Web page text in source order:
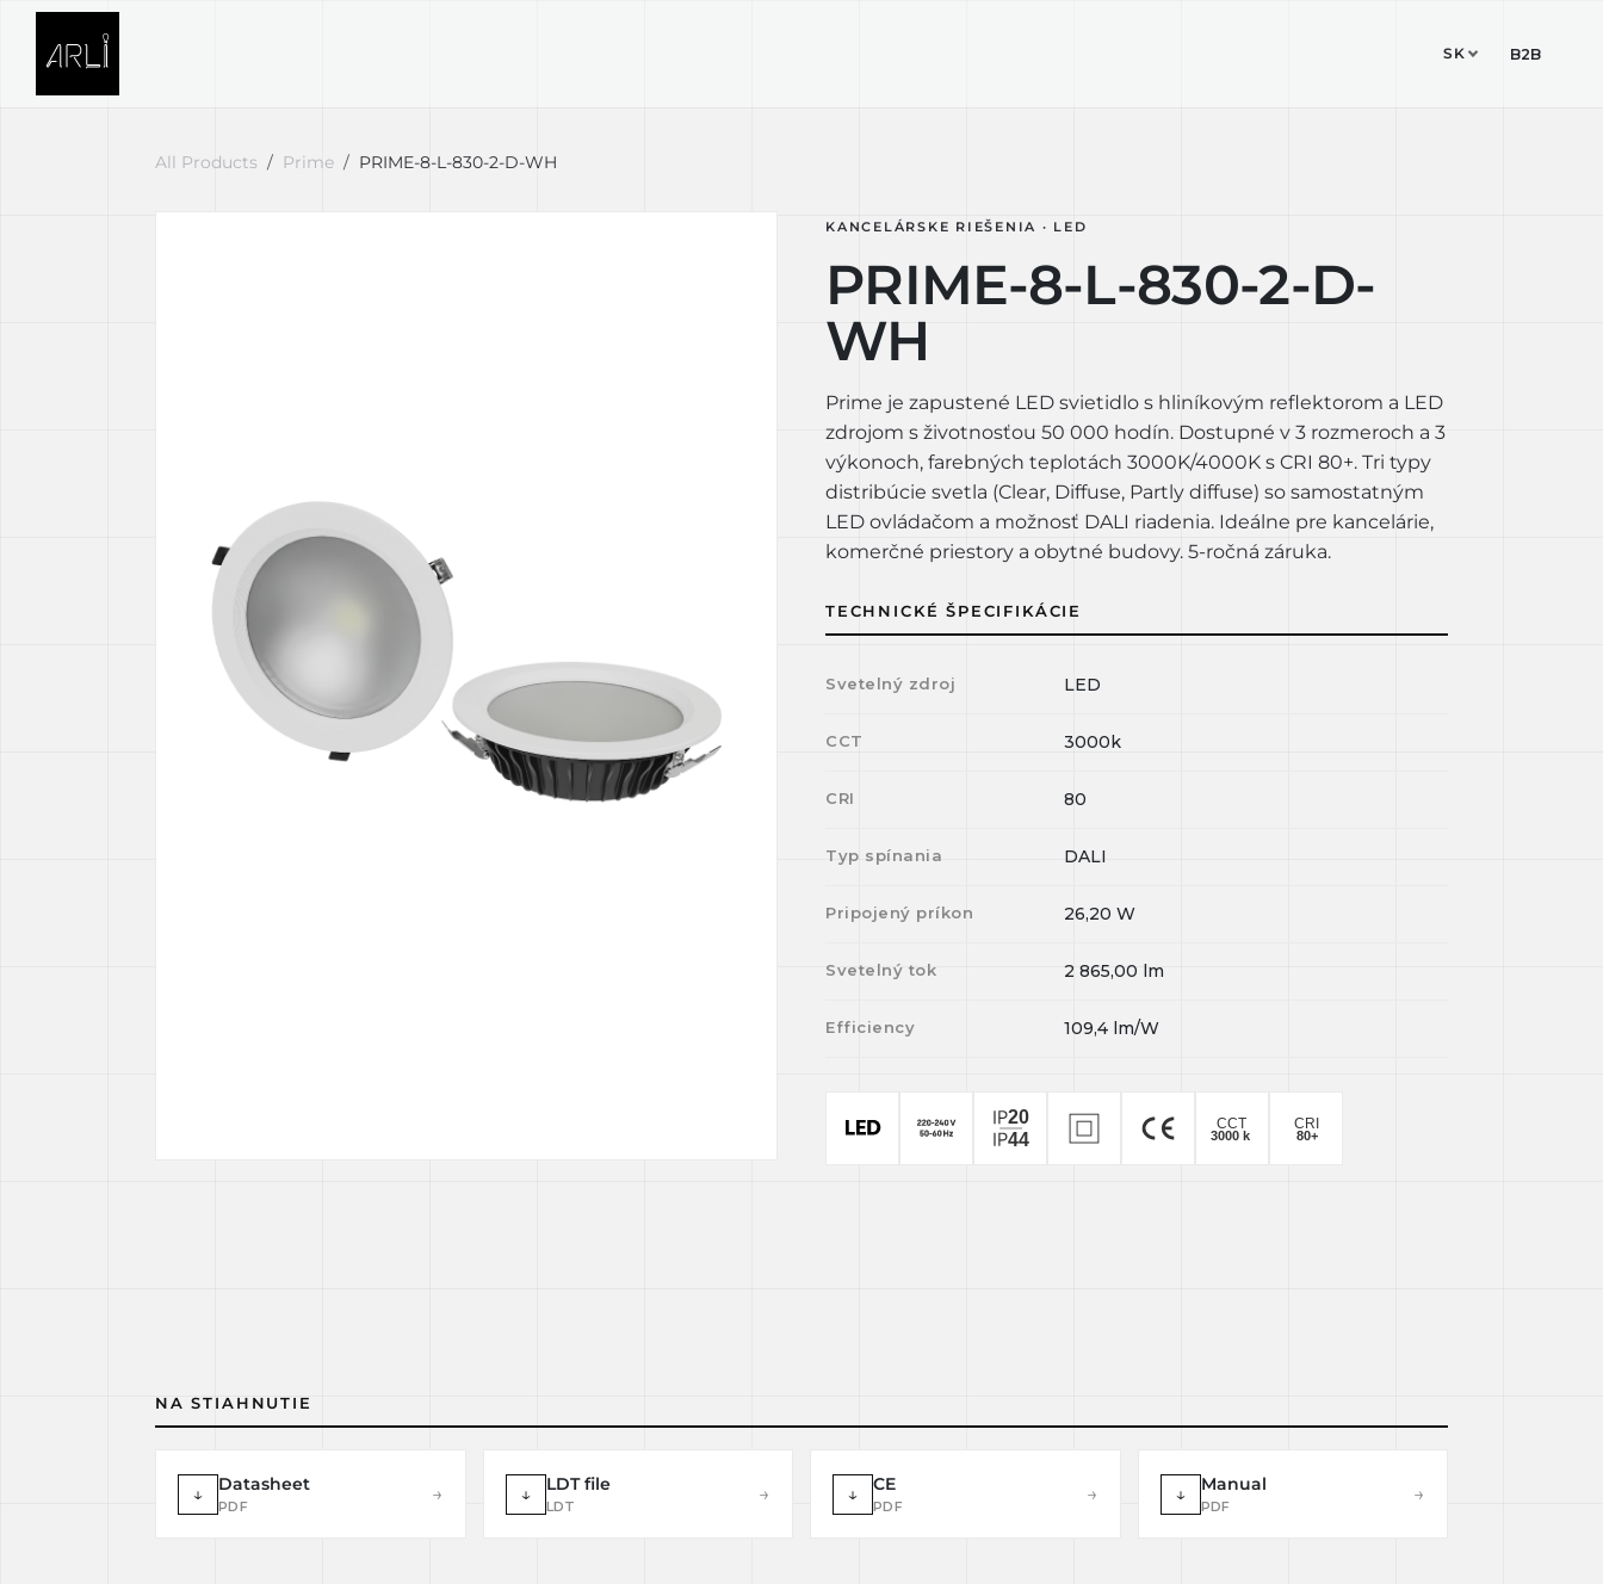
Skip to Content
SK B2B
All Products Prime PRIME-8-L-830-2-D-WH
KANCELÁRSKE RIEŠENIA · LED
PRIME-8-L-830-2-D-
WH
Prime je zapustené LED svietidlo s hliníkovým reflektorom a LED
zdrojom s životnosťou 50 000 hodín. Dostupné v 3 rozmeroch a 3
výkonoch, farebných teplotách 3000K/4000K s CRI 80+. Tri typy
distribúcie svetla (Clear, Diffuse, Partly diffuse) so samostatným
LED ovládačom a možnosť DALI riadenia. Ideálne pre kancelárie,
komerčné priestory a obytné budovy. 5-ročná záruka.
TECHNICKÉ ŠPECIFIKÁCIE
Svetelný zdroj LED
CCT 3000k
CRI 80
Typ spínania DALI
Pripojený príkon 26,20 W
Svetelný tok 2 865,00 lm
Efficiency 109,4 lm/W
NA STIAHNUTIE
↓ Datasheet
PDF
→ ↓ LDT file
LDT
→ ↓ CE
PDF
→ ↓ Manual
PDF
→